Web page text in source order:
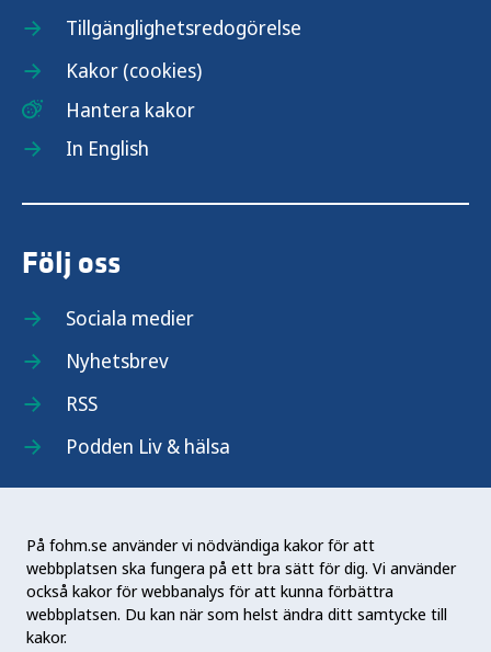
På fohm.se använder vi nödvändiga kakor för att
webbplatsen ska fungera på ett bra sätt för dig. Vi använder
också kakor för webbanalys för att kunna förbättra
webbplatsen. Du kan när som helst ändra ditt samtycke till
kakor.
Tillgänglighetsredogörelse
Kakor (cookies)
Hantera kakor
In English
Följ oss
Sociala medier
Nyhetsbrev
RSS
Podden Liv & hälsa
Folkhälsomyndigheten (Fohm) är en nationell
kunskapsmyndighet som arbetar för en bättre
folkhälsa. Det gör myndigheten genom att